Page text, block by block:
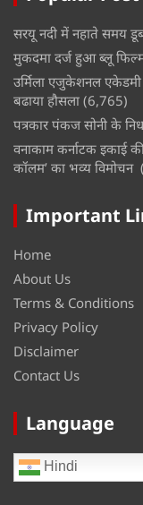
सरयू नदी में नहाते समय
मुकदमा दर्ज हुआ ब्लू
उर्मिला एजुकेशनल एकेडमी
बढाया हौसला (6,765)
पत्रकार पंकज सोनी के
वनाकाम कर्नाटक इकाई
कॉलम’ का भव्य विमोचन
Important
Home
About Us
Terms & Conditions
Privacy Policy
Disclaimer
Contact Us
Language
Hindi